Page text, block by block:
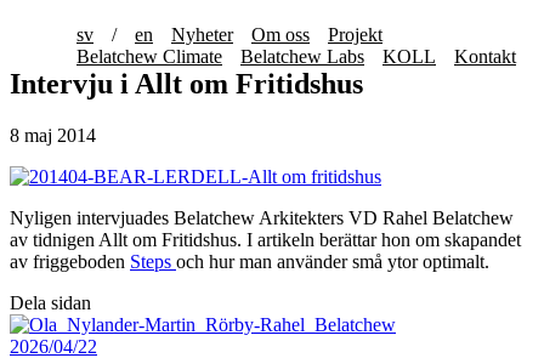
sv / en Nyheter Om oss
Projekt
Belatchew Climate
Belatchew Labs KOLL Kontakt
Intervju i Allt om Fritidshus
8 maj 2014
Nyligen intervjuades Belatchew Arkitekters VD Rahel Belatchew
av tidnigen Allt om Fritidshus. I artikeln berättar hon om skapandet
av friggeboden Steps och hur man använder små ytor optimalt.
Dela sidan
2026/04/22